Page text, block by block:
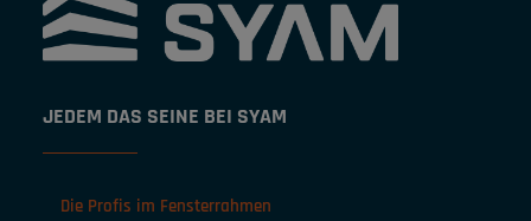
JEDEM DAS SEINE BEI SYAM
Die Profis im Fensterrahmen